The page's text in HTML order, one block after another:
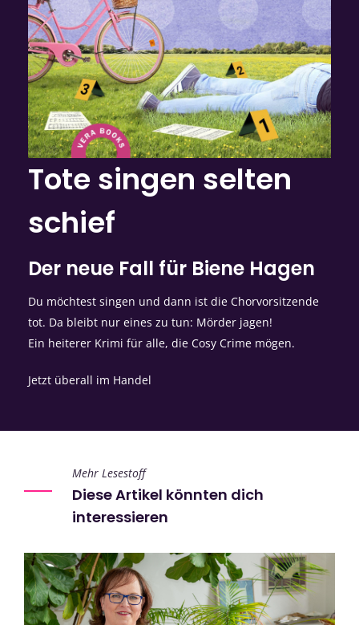
Tote singen selten
schief
Der neue Fall für Biene Hagen
Du möchtest singen und dann ist die Chorvorsitzende
tot. Da bleibt nur eines zu tun: Mörder jagen!
Ein heiterer Krimi für alle, die Cosy Crime mögen.
Jetzt überall im Handel
Mehr Lesestoff
Diese Artikel könnten dich
interessieren